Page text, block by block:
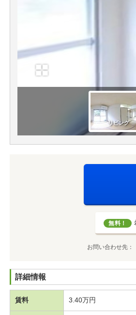
無料！
お問い合わせ先
詳細情報
賃料 3.40万円